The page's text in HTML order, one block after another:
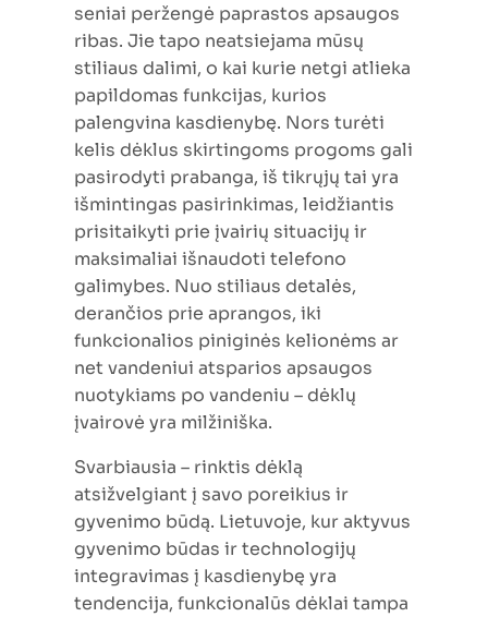
seniai peržengė paprastos apsaugos
ribas. Jie tapo neatsiejama mūsų
stiliaus dalimi, o kai kurie netgi atlieka
papildomas funkcijas, kurios
palengvina kasdienybę. Nors turėti
kelis dėklus skirtingoms progoms gali
pasirodyti prabanga, iš tikrųjų tai yra
išmintingas pasirinkimas, leidžiantis
prisitaikyti prie įvairių situacijų ir
maksimaliai išnaudoti telefono
galimybes. Nuo stiliaus detalės,
derančios prie aprangos, iki
funkcionalios piniginės kelionėms ar
net vandeniui atsparios apsaugos
nuotykiams po vandeniu – dėklų
įvairovė yra milžiniška.
Svarbiausia – rinktis dėklą
atsižvelgiant į savo poreikius ir
gyvenimo būdą. Lietuvoje, kur aktyvus
gyvenimo būdas ir technologijų
integravimas į kasdienybę yra
tendencija, funkcionalūs dėklai tampa